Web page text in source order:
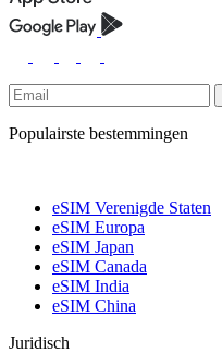
Populairste bestemmingen
eSIM Verenigde Staten
eSIM Europa
eSIM Japan
eSIM Canada
eSIM India
eSIM China
Juridisch